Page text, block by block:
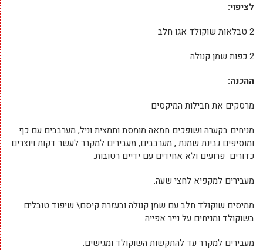
לציפוי:
2 טבלאות שוקולד אגו חלב
2 כפות שמן קנולה
ההכנה:
מרסקים את חבילות המיקסים
מניחים בקערה ושופכים חמאה מומסת ותמצית וניל, מערבבים עם כף
ומוסיפים גבינת שמנת , מערבבים, מעבירים למקרר לעשר דקות ויוצרים
כדורים פרועים ולא אחידים עם ידיים רטובות.
מעבירים למקפיא לחצי שעה.
ממיסים שוקולד חלב עם שמן קנולה ובעזרת קיסם\ שיפוד טובלים
בשוקולד ומניחים על נייר אפייה.
מעבירים למקרר עד להתקשות השוקולד ומגישים.